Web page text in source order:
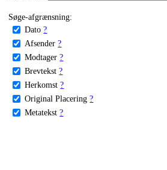
Søge-afgrænsning:
Dato ?
Afsender ?
Modtager ?
Brevtekst ?
Herkomst ?
Original Placering ?
Metatekst ?